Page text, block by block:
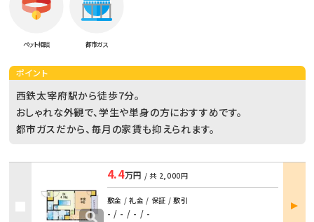
ペット相談 都市ガス
ポイント
西鉄太宰府駅から徒歩7分。
おしゃれな外観で、学生や単身の方におすすめです。
都市ガスだから、毎月の家賃も抑えられます。
4.4万円 / 共 2,000円
敷金 / 礼金 / 保証 / 敷引
- / - / - / -
部屋
詳細